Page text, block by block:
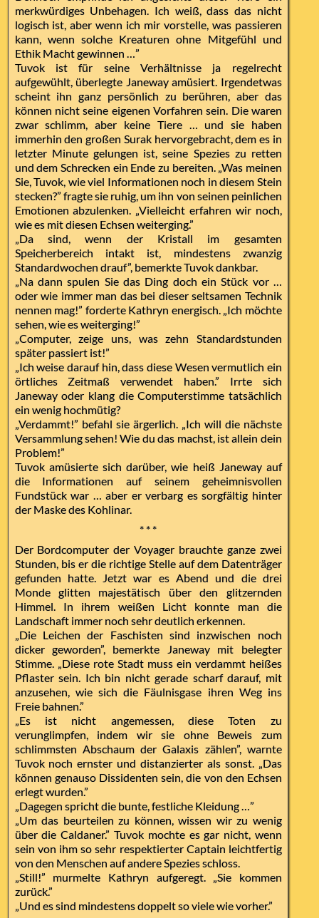
merkwürdiges Unbehagen. Ich weiß, dass das nicht
logisch ist, aber wenn ich mir vorstelle, was passieren
kann, wenn solche Kreaturen ohne Mitgefühl und
Ethik Macht gewinnen …”
Tuvok ist für seine Verhältnisse ja regelrecht
aufgewühlt, überlegte Janeway amüsiert. Irgendetwas
scheint ihn ganz persönlich zu berühren, aber das
können nicht seine eigenen Vorfahren sein. Die waren
zwar schlimm, aber keine Tiere … und sie haben
immerhin den großen Surak hervorgebracht, dem es in
letzter Minute gelungen ist, seine Spezies zu retten
und dem Schrecken ein Ende zu bereiten. „Was meinen
Sie, Tuvok, wie viel Informationen noch in diesem Stein
stecken?” fragte sie ruhig, um ihn von seinen peinlichen
Emotionen abzulenken. „Vielleicht erfahren wir noch,
wie es mit diesen Echsen weiterging.”
„Da sind, wenn der Kristall im gesamten
Speicherbereich intakt ist, mindestens zwanzig
Standardwochen drauf”, bemerkte Tuvok dankbar.
„Na dann spulen Sie das Ding doch ein Stück vor …
oder wie immer man das bei dieser seltsamen Technik
nennen mag!” forderte Kathryn energisch. „Ich möchte
sehen, wie es weiterging!”
„Computer, zeige uns, was zehn Standardstunden
später passiert ist!”
„Ich weise darauf hin, dass diese Wesen vermutlich ein
örtliches Zeitmaß verwendet haben.” Irrte sich
Janeway oder klang die Computerstimme tatsächlich
ein wenig hochmütig?
„Verdammt!” befahl sie ärgerlich. „Ich will die nächste
Versammlung sehen! Wie du das machst, ist allein dein
Problem!”
Tuvok amüsierte sich darüber, wie heiß Janeway auf
die Informationen auf seinem geheimnisvollen
Fundstück war … aber er verbarg es sorgfältig hinter
der Maske des Kohlinar.
* * *
Der Bordcomputer der Voyager brauchte ganze zwei
Stunden, bis er die richtige Stelle auf dem Datenträger
gefunden hatte. Jetzt war es Abend und die drei
Monde glitten majestätisch über den glitzernden
Himmel. In ihrem weißen Licht konnte man die
Landschaft immer noch sehr deutlich erkennen.
„Die Leichen der Faschisten sind inzwischen noch
dicker geworden”, bemerkte Janeway mit belegter
Stimme. „Diese rote Stadt muss ein verdammt heißes
Pflaster sein. Ich bin nicht gerade scharf darauf, mit
anzusehen, wie sich die Fäulnisgase ihren Weg ins
Freie bahnen.”
„Es ist nicht angemessen, diese Toten zu
verunglimpfen, indem wir sie ohne Beweis zum
schlimmsten Abschaum der Galaxis zählen”, warnte
Tuvok noch ernster und distanzierter als sonst. „Das
können genauso Dissidenten sein, die von den Echsen
erlegt wurden.”
„Dagegen spricht die bunte, festliche Kleidung …”
„Um das beurteilen zu können, wissen wir zu wenig
über die Caldaner.” Tuvok mochte es gar nicht, wenn
sein von ihm so sehr respektierter Captain leichtfertig
von den Menschen auf andere Spezies schloss.
„Still!” murmelte Kathryn aufgeregt. „Sie kommen
zurück.”
„Und es sind mindestens doppelt so viele wie vorher.”